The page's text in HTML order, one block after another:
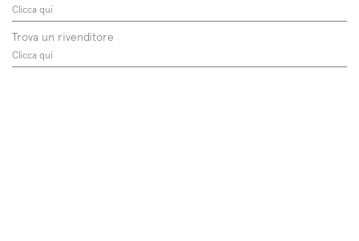
Clicca qui
Trova un rivenditore
Clicca qui